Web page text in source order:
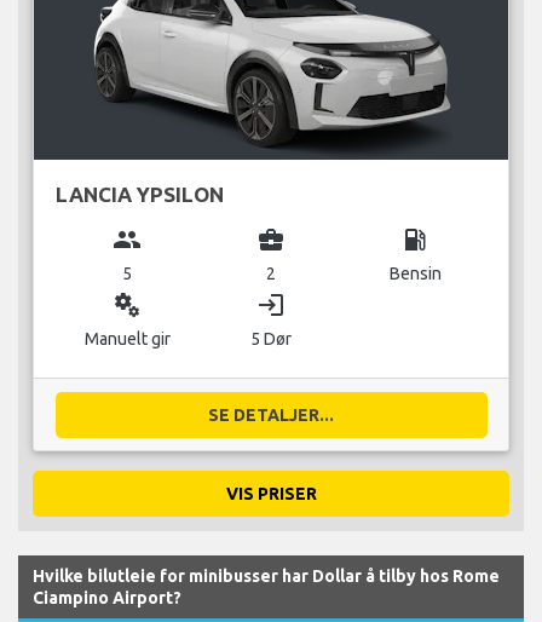
LANCIA YPSILON
group
5
business_center
2
local_gas_station
Bensin
miscellaneous_services
Manuelt gir
login
5 Dør
SE DETALJER...
VIS PRISER
Hvilke bilutleie for minibusser har Dollar å tilby hos Rome
Ciampino Airport?